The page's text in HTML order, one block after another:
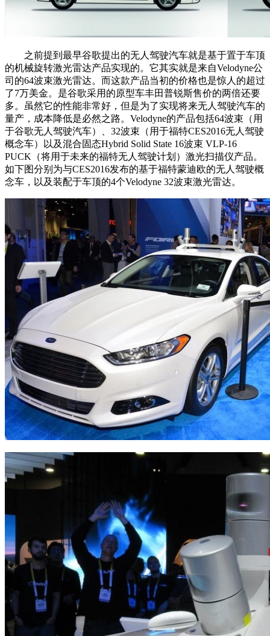
之前提到最早谷歌提出的无人驾驶汽车就是基于置于车顶
的机械旋转激光雷达产品实现的。它其实就是来自Velodyne公
司的64波束激光雷达。而这款产品当初的价格也是惊人的超过
了7万美金。是谷歌采用的原型车丰田普锐斯售价的两倍还要
多。虽然它的性能非常好，但是为了实现将来无人驾驶汽车的
量产，成本降低是必然之路。Velodyne的产品包括64波束（用
于谷歌无人驾驶汽车）、32波束（用于福特CES2016无人驾驶
概念车）以及混合固态Hybrid Solid State 16波束 VLP-16
PUCK（将用于未来的福特无人驾驶计划）激光扫描仪产品。
如下图分别为与CES2016发布的基于福特蒙迪欧的无人驾驶概
念车，以及装配于车顶的4个Velodyne 32波束激光雷达。